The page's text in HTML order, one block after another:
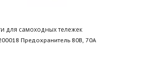
для самоходных тележек
Предохранитель 80В, 70А